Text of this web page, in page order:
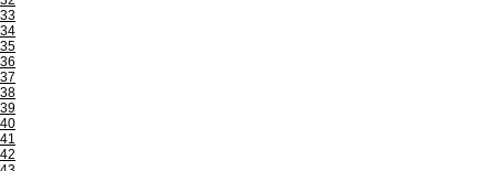
33
34
35
36
37
38
39
40
41
42